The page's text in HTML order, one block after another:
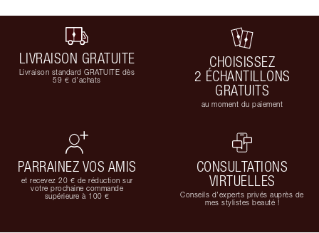
LIVRAISON GRATUITE
Livraison standard GRATUITE dès
59 € d'achats
CHOISISSEZ
2 ÉCHANTILLONS
GRATUITS
au moment du paiement
PARRAINEZ VOS AMIS
et recevez 20 € de réduction sur
votre prochaine commande
supérieure à 100 €
CONSULTATIONS
VIRTUELLES
Conseils d'experts privés auprès de
mes stylistes beauté !